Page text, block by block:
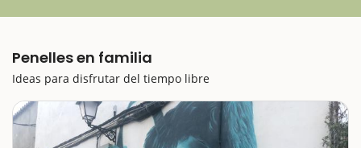
Penelles en familia
Ideas para disfrutar del tiempo libre